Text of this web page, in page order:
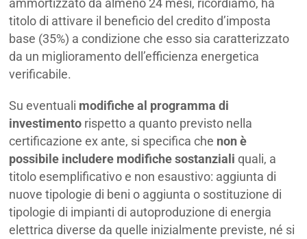
titolo di attivare il beneficio del credito d’imposta
base (35%) a condizione che esso sia caratterizzato
da un miglioramento dell’efficienza energetica
verificabile.
Su eventuali modifiche al programma di
investimento rispetto a quanto previsto nella
certificazione ex ante, si specifica che non è
possibile includere modifiche sostanziali quali, a
titolo esemplificativo e non esaustivo: aggiunta di
nuove tipologie di beni o aggiunta o sostituzione di
tipologie di impianti di autoproduzione di energia
elettrica diverse da quelle inizialmente previste, né si